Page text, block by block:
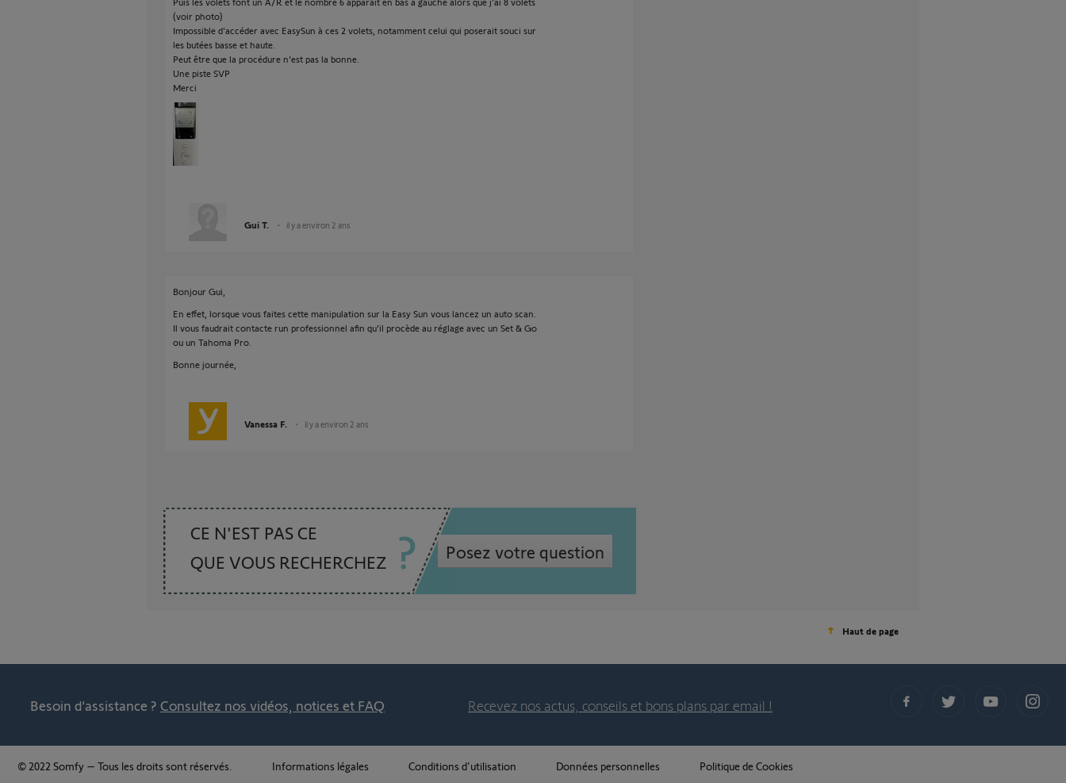
(voir photo)
Impossible d'accéder avec EasySun à ces 2 volets, notamment celui qui poserait souci sur
les butées basse et haute.
Peut être que la procédure n'est pas la bonne.
Une piste SVP
Merci
Gui T. il y a environ 2 ans
Bonjour Gui,
En effet, lorsque vous faites cette manipulation sur la Easy Sun vous lancez un auto scan.
Il vous faudrait contacte run professionnel afin qu'il procède au réglage avec un Set & Go
ou un Tahoma Pro.
Bonne journée,
Vanessa F. il y a environ 2 ans
CE N'EST PAS CE
QUE VOUS RECHERCHEZ
Posez votre question
Haut de page
Besoin d’assistance ? Consultez nos vidéos, notices et FAQ Recevez nos actus, conseils et bons plans par email !
© 2022 Somfy – Tous les droits sont réservés. Informations légales Conditions d'utilisation Données personnelles Politique de Cookies